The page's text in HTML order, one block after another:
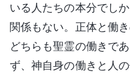
いる人たちの本分でし
関係もない。正体と働
どちらも聖霊の働きで
ず、神自身の働きと人